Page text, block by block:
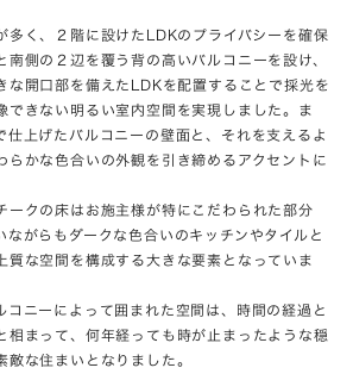
多く、２階に設けたLDKのプライバシーを確保
南側の２辺を覆う背の高いバルコニーを設け、
な開口部を備えたLDKを配置することで採光を
できない明るい室内空間を実現しました。ま
仕上げたバルコニーの壁面と、それを支えるよ
らかな色合いの外観を引き締めるアクセントに
ークの床はお施主様が特にこだわられた部分
ながらもダークな色合いのキッチンやタイルと
質な空間を構成する大きな要素となっていま
コニーによって囲まれた空間は、時間の経過と
相まって、何年経っても時が止まったような穏
敵な住まいとなりました。